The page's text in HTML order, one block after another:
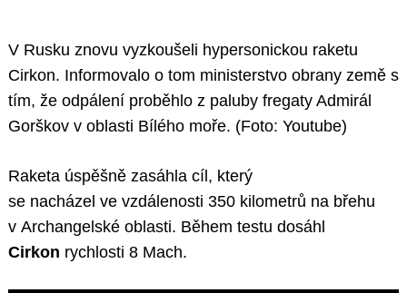
V Rusku znovu vyzkoušeli hypersonickou raketu
Cirkon. Informovalo o tom ministerstvo obrany země s
tím, že odpálení proběhlo z paluby fregaty Admirál
Gorškov v oblasti Bílého moře. (Foto: Youtube)
Raketa úspěšně zasáhla cíl, který
se nacházel ve vzdálenosti 350 kilometrů na břehu
v Archangelské oblasti. Během testu dosáhl
Cirkon rychlosti 8 Mach.